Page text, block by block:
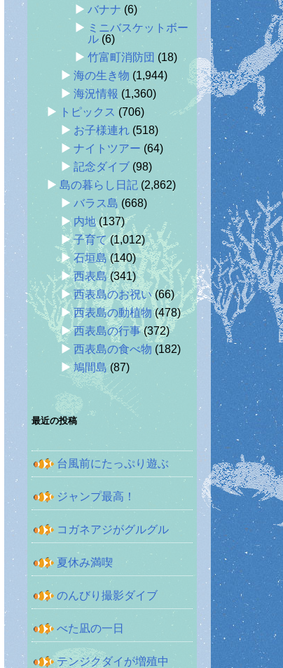
バナナ (6)
ミニバスケットボー
ル (6)
竹富町消防団 (18)
海の生き物 (1,944)
海況情報 (1,360)
トピックス (706)
お子様連れ (518)
ナイトツアー (64)
記念ダイブ (98)
島の暮らし日記 (2,862)
バラス島 (668)
内地(137)
子育て(1,012)
石垣島(140)
西表島(341)
西表島のお祝い(66)
西表島の動植物(478)
西表島の行事(372)
西表島の食べ物 (182)
鳩間島 (87)
最近の投稿
台風前にたっぷり遊ぶ
ジャンプ最高！
コガネアジがグルグル
夏休み満喫
のんびり撮影ダイブ
べた凪の一日
テンジクダイが増殖中